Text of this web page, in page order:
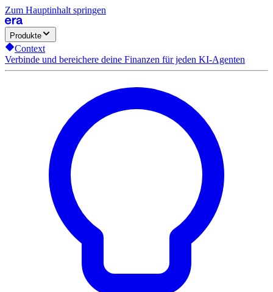
Zum Hauptinhalt springen
Produkte
Context
Verbinde und bereichere deine Finanzen für jeden KI-Agenten